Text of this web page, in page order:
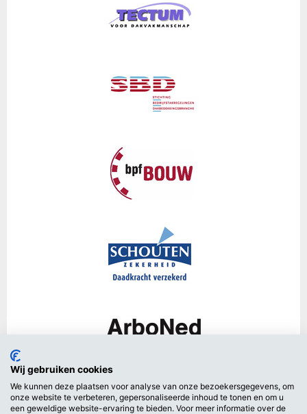
Wij gebruiken cookies
We kunnen deze plaatsen voor analyse van onze bezoekersgegevens, om
onze website te verbeteren, gepersonaliseerde inhoud te tonen en om u
een geweldige website-ervaring te bieden. Voor meer informatie over de